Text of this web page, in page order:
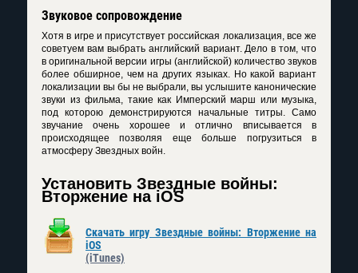
Звуковое сопровождение
Хотя в игре и присутствует российская локализация, все же
советуем вам выбрать английский вариант. Дело в том, что
в оригинальной версии игры (английской) количество звуков
более обширное, чем на других языках. Но какой вариант
локализации вы бы не выбрали, вы услышите канонические
звуки из фильма, такие как Имперский марш или музыка,
под которою демонстрируются начальные титры. Само
звучание очень хорошее и отлично вписывается в
происходящее позволяя еще больше погрузиться в
атмосферу Звездных войн.
Установить Звездные войны:
Вторжение на iOS
Скачать игру Звездные войны: Вторжение на
iOS
(iTunes)